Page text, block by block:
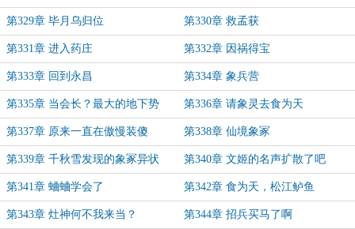
第329章 毕月乌归位 第330章 救孟获
第331章 进入药庄 第332章 因祸得宝
第333章 回到永昌 第334章 象兵营
第335章 当会长？最大的地下势
力？
第336章 请象灵去食为天
第337章 原来一直在傲慢装傻 第338章 仙境象冢
第339章 千秋雪发现的象冢异状 第340章 文姬的名声扩散了吧
第341章 蛐蛐学会了 第342章 食为天，松江鲈鱼
第343章 灶神何不我来当？ 第344章 招兵买马了啊